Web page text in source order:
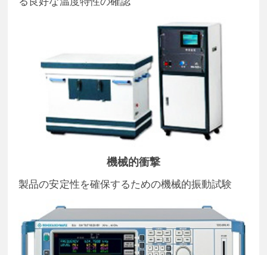
機械的衝撃
製品の安定性を確保するための機械的振動試験